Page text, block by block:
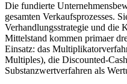
Die fundierte
gesamten Verkaufsprozesses.
Verhandlungsstrategie und
Mittelstand kommen primaer
Einsatz: das
Multiples), die Discounted-
Substanzwertverfahren als